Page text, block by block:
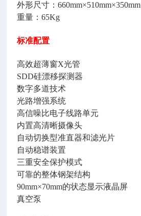
外形尺寸：660mm×510mm×350mm
重量：65Kg
标准配置
高效超薄窗X光管
SDD硅漂移探测器
数字多道技术
光路增强系统
高信噪比电子线路单元
内置高清晰摄像头
自动切换型准直器和滤光片
自动稳谱装置
三重安全保护模式
可靠的整体钢架结构
90mm×70mm的状态显示液晶屏
真空泵